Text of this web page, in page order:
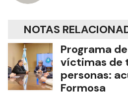
NOTAS
Programa
víctimas de
personas:
Formosa